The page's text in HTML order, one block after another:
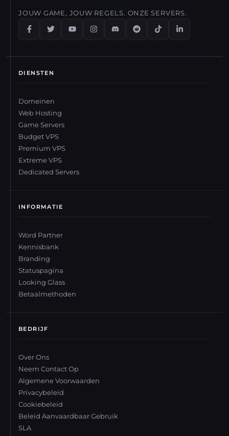
JOUW GAME, JOUW REGELS. ONZE SERVERS.
DIENSTEN
Domeinen
Web Hosting
Game Servers
Budget VPS
Premium VPS
Extreme VPS
Dedicated Servers
INFORMATIE
Word Partner
Kennisbank
Branding
Statuspagina
Looking Glass
Betaalmethoden
BEDRIJF
Over Ons
Neem Contact Op
Algemene Voorwaarden
Privacybeleid
Cookiebeleid
Beleid Aanvaardbaar Gebruik
SLA